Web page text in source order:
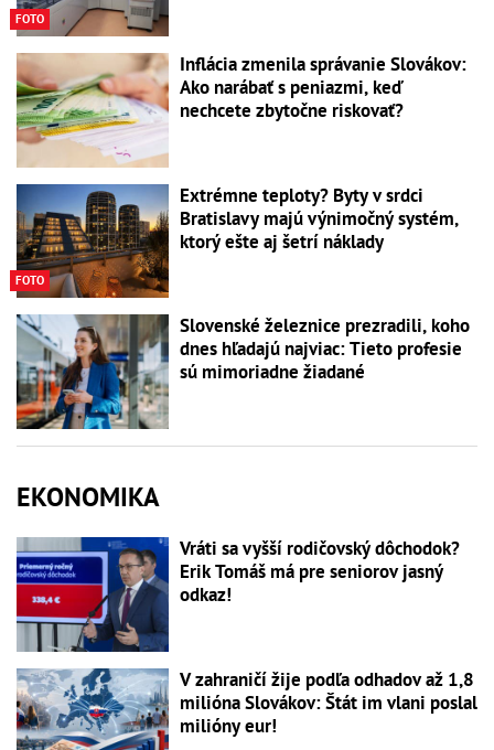
FOTO
Inflácia zmenila správanie Slovákov:
Ako narábať s peniazmi, keď
nechcete zbytočne riskovať?
FOTO
Extrémne teploty? Byty v srdci
Bratislavy majú výnimočný systém,
ktorý ešte aj šetrí náklady
Slovenské železnice prezradili, koho
dnes hľadajú najviac: Tieto profesie
sú mimoriadne žiadané
EKONOMIKA
Vráti sa vyšší rodičovský dôchodok?
Erik Tomáš má pre seniorov jasný
odkaz!
V zahraničí žije podľa odhadov až 1,8
milióna Slovákov: Štát im vlani poslal
milióny eur!